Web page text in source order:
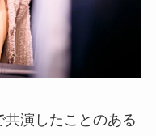
共演したことのある